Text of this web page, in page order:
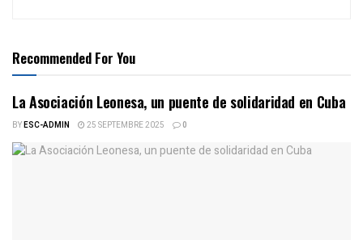
Recommended For You
La Asociación Leonesa, un puente de solidaridad en Cuba
BYESC-ADMIN 25 SEPTEMBRE 2025 0